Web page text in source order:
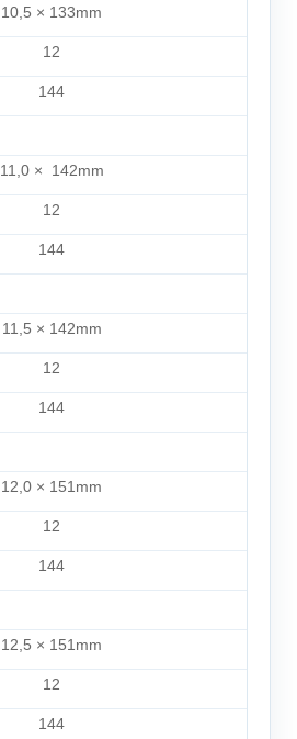
10,5 × 133mm
12
144
11,0 × 142mm
12
144
11,5 × 142mm
12
144
12,0 × 151mm
12
144
12,5 × 151mm
12
144